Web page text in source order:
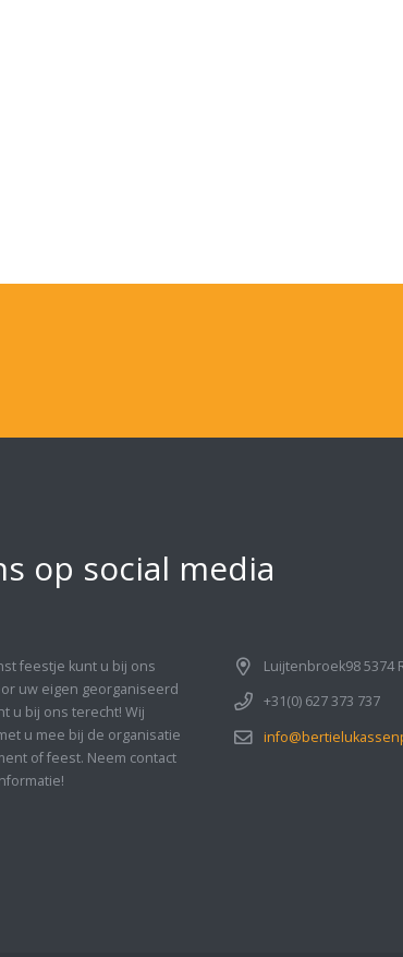
op social media
feestje kunt u bij ons
uw eigen georganiseerd
u bij ons terecht! Wij
u mee bij de organisatie
of feest. Neem contact
Luijtenbroek98 5374
+31(0) 627 373 737